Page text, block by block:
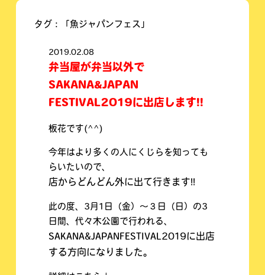
タグ：「魚ジャパンフェス」
2019.02.08
弁当屋が弁当以外で
SAKANA&JAPAN
FESTIVAL2019に出店します!!
板花です(^^)
今年はより多くの人にくじらを知っても
らいたいので、
店からどんどん外に出て行きます!!
此の度、3月1日（金）～３日（日）の3
日間、代々木公園で行われる、
SAKANA&JAPANFESTIVAL2019に出店
する方向にな りました。